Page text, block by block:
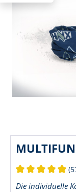
Die individuelle